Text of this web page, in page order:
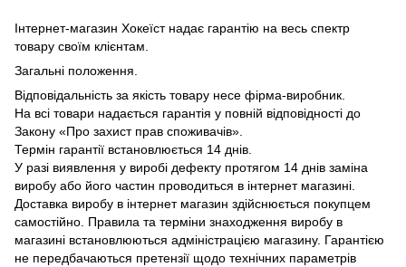
Інтернет-магазин Хокеїст надає гарантію на весь спектр
товару своїм клієнтам.
Загальні положення.
Відповідальність за якість товару несе фірма-виробник.
На всі товари надається гарантія у повній відповідності до
Закону «Про захист прав споживачів».
Термін гарантії встановлюється 14 днів.
У разі виявлення у виробі дефекту протягом 14 днів заміна
виробу або його частин проводиться в інтернет магазині.
Доставка виробу в інтернет магазин здійснюється покупцем
самостійно. Правила та терміни знаходження виробу в
магазині встановлюються адміністрацією магазину. Гарантією
не передбачаються претензії щодо технічних параметрів